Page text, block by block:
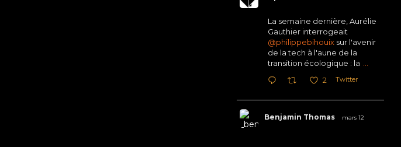
La semaine dernière, Aurélie
Gauthier interrogeait
@philippebihouixsur l'avenir
de la tech à l'aune de la
transition écologique : la
2 Twitter
Benjamin Thomas mars 12